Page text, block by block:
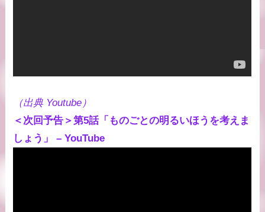
（出典 Youtube）
＜次回予告＞第5話「ものごとの明るいほうを考えま
しょう」 – YouTube